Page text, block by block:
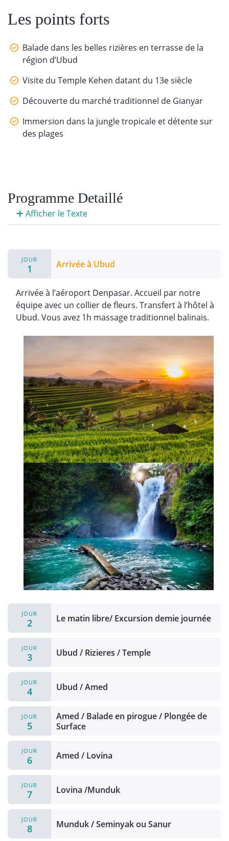
Les points forts
Balade dans les belles rizières en terrasse de la
région d’Ubud
Visite du Temple Kehen datant du 13e siècle
Découverte du marché traditionnel de Gianyar
Immersion dans la jungle tropicale et détente sur
des plages
Programme Detaillé
Afficher le Texte
JOUR
1 Arrivée à Ubud
Arrivée à l’aéroport Denpasar. Accueil par notre
équipe avec un collier de fleurs. Transfert à l’hôtel à
Ubud. Vous avez 1h massage traditionnel balinais.
JOUR
2 Le matin libre/ Excursion demie journée
JOUR
3 Ubud / Rizieres / Temple
JOUR
4 Ubud / Amed
JOUR
5
Amed / Balade en pirogue / Plongée de
Surface
JOUR
6 Amed / Lovina
JOUR
7 Lovina /Munduk
JOUR
8 Munduk / Seminyak ou Sanur